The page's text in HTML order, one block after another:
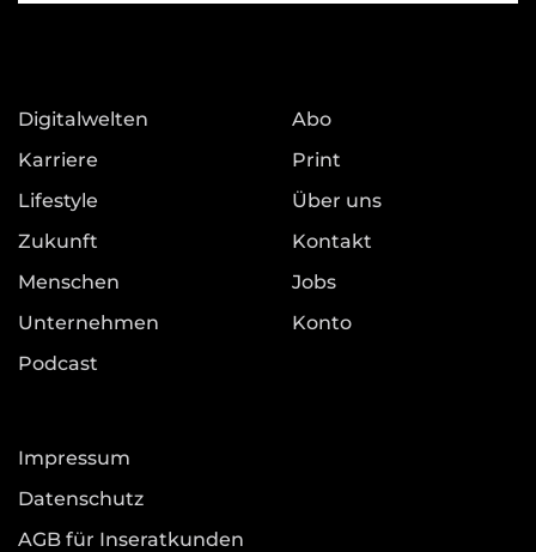
Digitalwelten
Karriere
Lifestyle
Zukunft
Menschen
Unternehmen
Podcast
Abo
Print
Über uns
Kontakt
Jobs
Konto
Impressum
Datenschutz
AGB für Inseratkunden